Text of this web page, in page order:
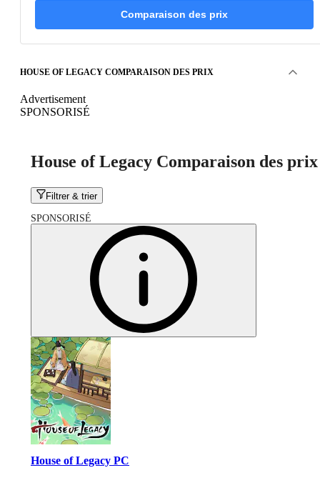
Comparaison des prix
HOUSE OF LEGACY COMPARAISON DES PRIX
Advertisement
SPONSORISÉ
House of Legacy Comparaison des prix
Filtrer & trier
SPONSORISÉ
House of Legacy PC